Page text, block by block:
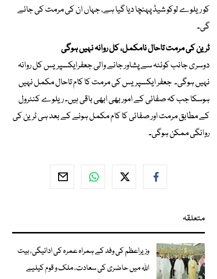
کو ریلوے لوکو شیڈ پہنچا دیا گیا ہے، جہاں ان کی مرمت کی جائے
گی۔
ٹرین کی مرمت تاحال نامکمل، کل روانہ نہیں ہوگی
دوسری جانب کوئٹہ سے پشاور جانے والی جعفرایکسپریس کل روانہ
نہیں ہوگی۔ جعفر ایکسپریس کی مرمت کا کام تاحال مکمل نہیں
ہوسکا جب کہ صفائی کے امور بھی ابھی باقی ہیں۔ ریلوے کنٹرول
کے مطابق مرمت اور صفائی کا کام مکمل ہونے کے بعد ہی ٹرین کی
روانگی ممکن ہوگی۔
متعلقہ
وزیراعظم کی وفد کے ہمراہ عمرہ کی ادائیگی، بیت
اللہ میں حاضری کی سعادت، ملک و قوم کیلیے